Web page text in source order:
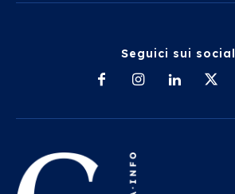
Seguici sui social